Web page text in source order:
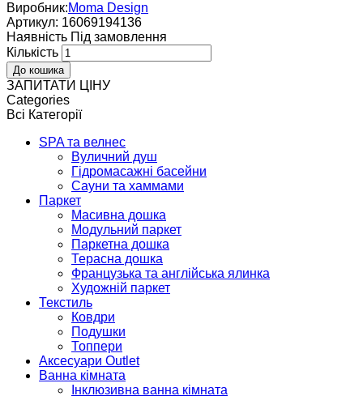
Виробник:Moma Design
Артикул: 16069194136
Наявнiсть Пiд замовлення
Кількість
ЗАПИТАТИ ЦІНУ
Categories
Всі Категорії
SPA та велнес
Вуличний душ
Гідромасажні басейни
Сауни та хаммами
Паркет
Масивна дошка
Модульний паркет
Паркетна дошка
Терасна дошка
Французька та англійська ялинка
Художній паркет
Текстиль
Ковдри
Подушки
Топпери
Аксесуари Outlet
Ванна кімната
Інклюзивна ванна кімната